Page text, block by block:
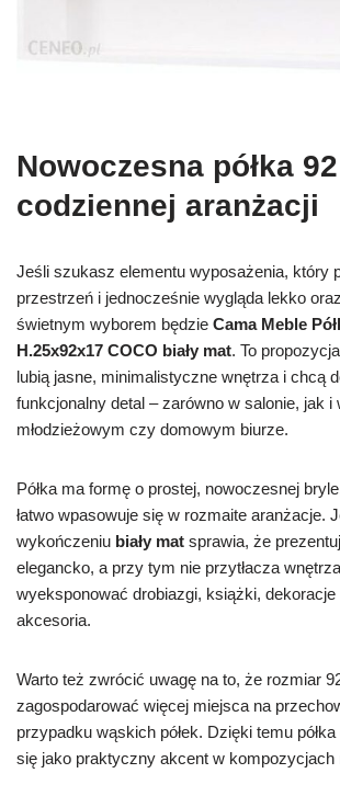
Nowoczesna półka
codziennej aranżacji
Jeśli szukasz elementu wyposażenia, który
przestrzeń i jednocześnie wygląda lekko
świetnym wyborem będzie Cama Meble
H.25x92x17 COCO biały mat. To
lubią jasne, minimalistyczne wnętrza i chcą
funkcjonalny detal – zarówno w salonie, jak i
młodzieżowym czy domowym biurze.
Półka ma formę o prostej, nowoczesnej
łatwo wpasowuje się w rozmaite aranżacje.
wykończeniu biały mat sprawia, że
elegancko, a przy tym nie przytłacza
wyeksponować drobiazgi, książki, dekoracje
akcesoria.
Warto też zwrócić uwagę na to, że rozmiar
zagospodarować więcej miejsca na
przypadku wąskich półek. Dzięki temu
się jako praktyczny akcent w kompozycjach